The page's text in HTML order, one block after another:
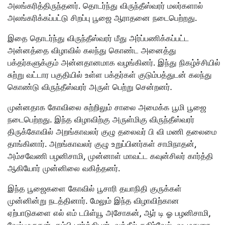
அலங்கரித்திருந்தனர். தொடர்ந்து விருந்தீஸ்வரர் மலர்களால்
அலங்கரிக்கப்பட்டு சிறப்பு பூஜை ஆராதனை நடைபெற்றது.
இதை தொடர்ந்து விருந்தீஸ்வரர் மீது அர்ப்பணிக்கப்பட்ட
அன்னத்தை விழாவில் கலந்து கொண்ட அனைத்து
பக்தர்களுக்கும் அன்னதானமாக வழங்கினர். இந்து நிகழ்ச்சியில்
சுற்று வட்டார பகுதியில் உள்ள பக்தர்கள் குடும்பத்துடன் கலந்து
கொண்டு விருந்தீஸ்வரர் அருள் பெற்று சென்றனர்.
முன்னதாக கோவிலை சுற்றிலும் சாலை அமைக்க பூமி பூஜை
நடைபெற்றது. இந்த விழாவிற்கு அருள்மிகு விருந்தீஸ்வரர்
திருக்கோவில் அறங்காவலர் குழு தலைவர் பி வி மணி தலைமை
தாங்கினார். அறங்காவலர் குழு உறுப்பினர்கள் சாமிநாதன்,
அம்சவேணி பழனிசாமி, முன்னாள் மாவட்ட கவுன்சிலர் கார்த்தி
ஆகியோர் முன்னிலை வகித்தனர்.
இந்த பூஜைகளை கோவில் பூசாரி தயாநிதி குருக்கள்
முன்னின்று நடத்தினார். மேலும் இந்த விழாவிற்கான
ஏற்பாடுகளை எல் எம் டபிள்யூ அசோகன், ஆர் டி ஓ பழனிசாமி,